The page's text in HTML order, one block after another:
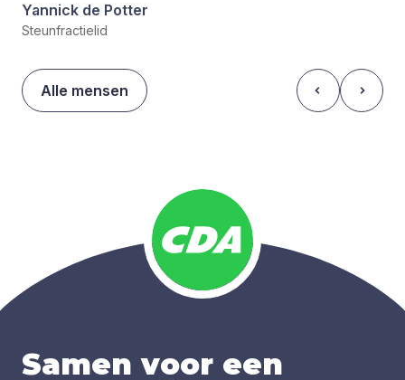
Yannick de Potter
Steunfractielid
Alle mensen
Samen voor een